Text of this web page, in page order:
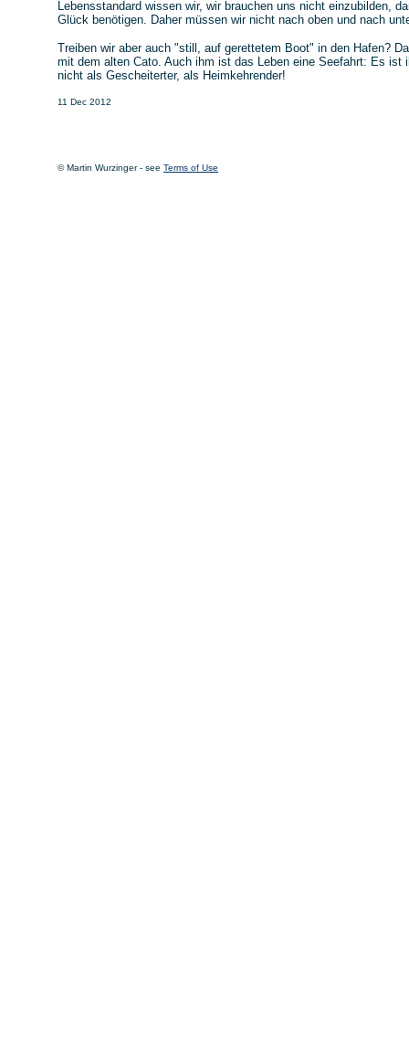
Lebensstandard wissen wir, wir brauchen uns nicht einzubilden,
Glück benötigen. Daher müssen wir nicht nach oben und nach
Treiben wir aber auch "still, auf gerettetem Boot" in den Hafen?
mit dem alten Cato. Auch ihm ist das Leben eine Seefahrt: Es
nicht als Gescheiterter, als Heimkehrender!
11 Dec 2012
© Martin Wurzinger - see Terms of Use